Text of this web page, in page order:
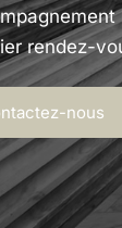
rendez-
nous